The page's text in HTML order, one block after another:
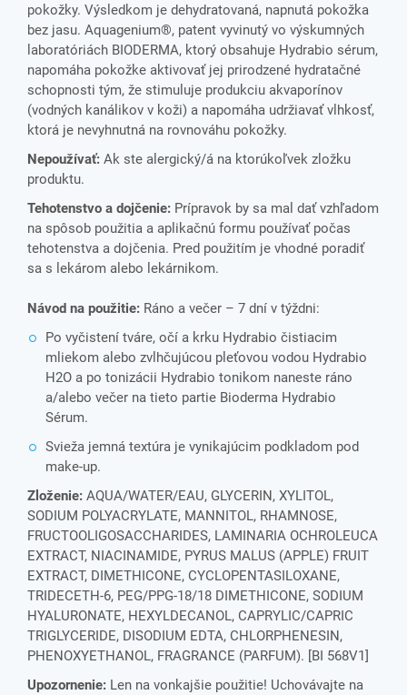
pokožky. Výsledkom je dehydratovaná, napnutá pokožka
bez jasu. Aquagenium®, patent vyvinutý vo výskumných
laboratóriách BIODERMA, ktorý obsahuje Hydrabio sérum,
napomáha pokožke aktivovať jej prirodzené hydratačné
schopnosti tým, že stimuluje produkciu akvaporínov
(vodných kanálikov v koži) a napomáha udržiavať vlhkosť,
ktorá je nevyhnutná na rovnováhu pokožky.
Nepoužívať: Ak ste alergický/á na ktorúkoľvek zložku
produktu.
Tehotenstvo a dojčenie: Prípravok by sa mal dať vzhľadom
na spôsob použitia a aplikačnú formu používať počas
tehotenstva a dojčenia. Pred použitím je vhodné poradiť
sa s lekárom alebo lekárnikom.
Návod na použitie: Ráno a večer – 7 dní v týždni:
Po vyčistení tváre, očí a krku Hydrabio čistiacim
mliekom alebo zvlhčujúcou pleťovou vodou Hydrabio
H2O a po tonizácii Hydrabio tonikom naneste ráno
a/alebo večer na tieto partie Bioderma Hydrabio
Sérum.
Svieža jemná textúra je vynikajúcim podkladom pod
make-up.
Zloženie: AQUA/WATER/EAU, GLYCERIN, XYLITOL,
SODIUM POLYACRYLATE, MANNITOL, RHAMNOSE,
FRUCTOOLIGOSACCHARIDES, LAMINARIA OCHROLEUCA
EXTRACT, NIACINAMIDE, PYRUS MALUS (APPLE) FRUIT
EXTRACT, DIMETHICONE, CYCLOPENTASILOXANE,
TRIDECETH-6, PEG/PPG-18/18 DIMETHICONE, SODIUM
HYALURONATE, HEXYLDECANOL, CAPRYLIC/CAPRIC
TRIGLYCERIDE, DISODIUM EDTA, CHLORPHENESIN,
PHENOXYETHANOL, FRAGRANCE (PARFUM). [BI 568V1]
Upozornenie: Len na vonkajšie použitie! Uchovávajte na